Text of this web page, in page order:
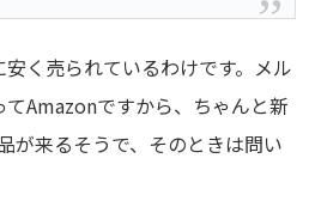
く売られているわけです。メル
Amazonですから、ちゃんと新
が来るそうで、そのときは問い